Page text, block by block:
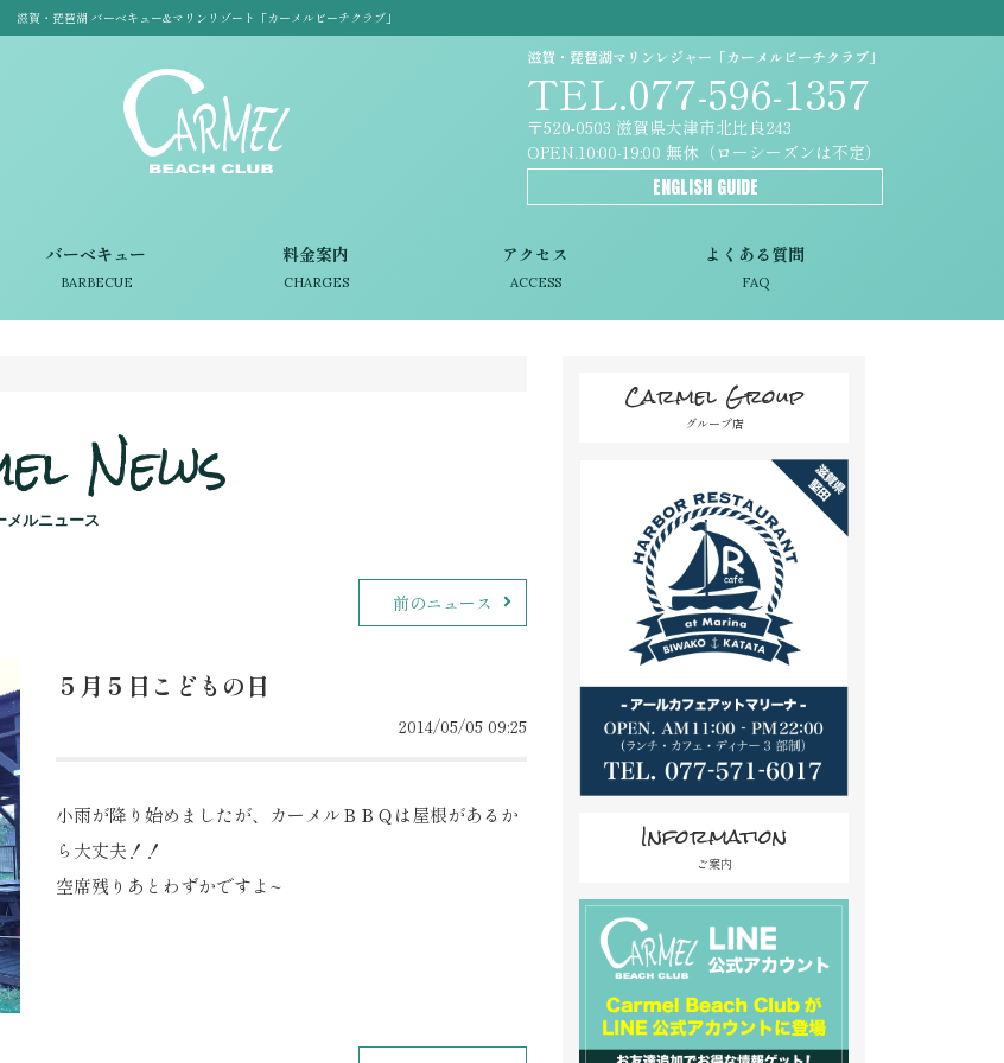
滋賀・琵琶湖 バーベキュー&マリンリゾート「カーメルビーチクラブ」
バーベキュー
BARBECUE
料金案内
CHARGES
アクセス
ACCESS
よくある質問
FAQ
滋賀・琵琶湖マリンレジャー「カーメルビーチクラブ」
TEL.077-596-1357
〒520-0503 滋賀県大津市北比良243
OPEN.10:00-19:00 無休（ローシーズンは不定）
ENGLISH GUIDE
News
メルニュース
前のニュース
５月５日こどもの日
2014/05/05 09:25
小雨が降り始めましたが、カーメルＢＢＱは屋根があるか
ら大丈夫！！
空席残りあとわずかですよ~
Carmel Group
グループ店
Information
ご案内